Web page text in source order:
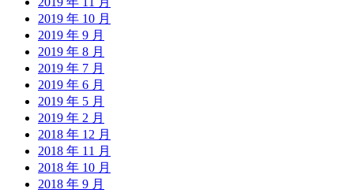
2019 年 10 月
2019 年 9 月
2019 年 8 月
2019 年 7 月
2019 年 6 月
2019 年 5 月
2019 年 2 月
2018 年 12 月
2018 年 11 月
2018 年 10 月
2018 年 9 月